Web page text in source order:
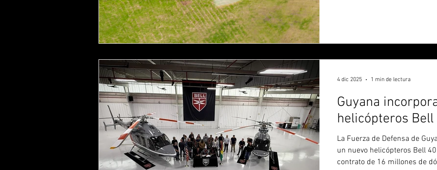
Guyana
helicópteros Bell
La Fuerza de Defensa de
un nuevo helicópteros Bell
contrato de 16 millones de
4 dic 2025 1 min de lectura